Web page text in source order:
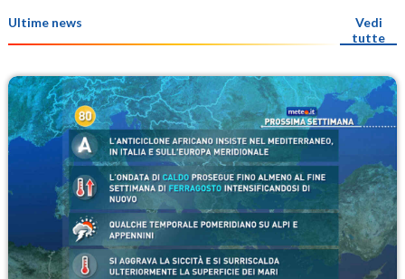
Ultime news
Vedi
tutte